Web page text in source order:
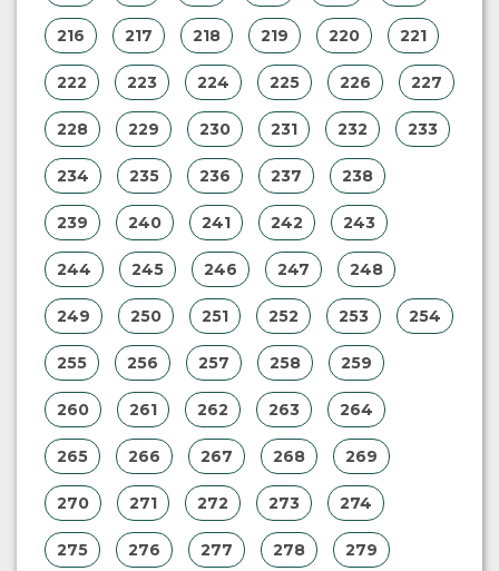
216 217 218 219 220 221
222 223 224 225 226 227
228 229 230 231 232 233
234 235 236 237 238
239 240 241 242 243
244 245 246 247 248
249 250 251 252 253 254
255 256 257 258 259
260 261 262 263 264
265 266 267 268 269
270 271 272 273 274
275 276 277 278 279